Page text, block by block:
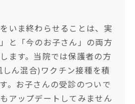
いま終わらせることは、実
と「今のお子さん」の両方
ます。当院では保護者の方
ん混合)ワクチン接種を積
。お子さんの受診のついで
アップデートしてみません